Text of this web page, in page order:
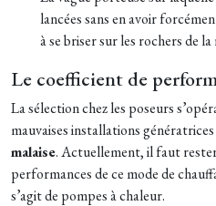
lancées sans en avoir
à se briser sur les rochers de
Le coefficient de
La sélection chez les poseurs
mauvaises installations
malaise. Actuellement, il faut
performances de ce mode de
s’agit de pompes à chaleur.